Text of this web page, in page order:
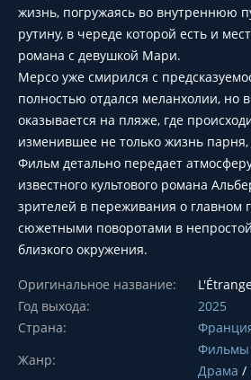
жизнь, погружаясь во внутреннюю
рутину, в череде которой есть и
романа с девушкой Мари.
Мерсо уже смирился с
полностью отдался меланхолии, но
оказывается на пляже, где
изменившее не только жизнь парня,
Фильм детально передает
известного культового романа
зрителей в переживания о главном
сюжетными поворотами в
близкого окружения.
Оригинальное название:
Год выхода:
2025
Страна:
Жанр:
Фильмы
Драма /